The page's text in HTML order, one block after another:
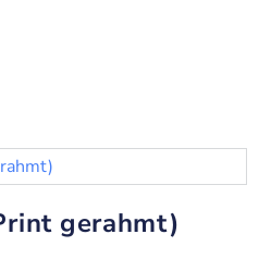
gerahmt)